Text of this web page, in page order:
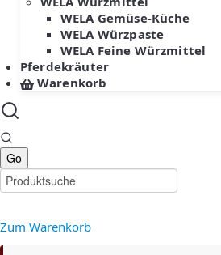
WELA Gemüse-Küche
WELA Würzpaste
WELA Feine Würzmittel
Pferdekräuter
Warenkorb
Zum Warenkorb